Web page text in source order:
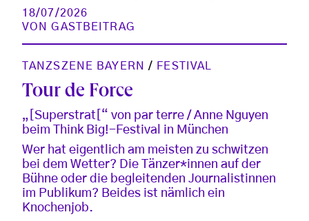
18/07/2026
VONGASTBEITRAG
TANZSZENE BAYERN / FESTIVAL
Tour de Force
„[Superstrat[“ von par terre / Anne Nguyen
beim Think Big!-Festival in München
Wer hat eigentlich am meisten zu schwitzen
bei dem Wetter? Die Tänzer*innen auf der
Bühne oder die begleitenden Journalistinnen
im Publikum? Beides ist nämlich ein
Knochenjob.